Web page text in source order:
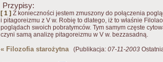
Przypisy:
[ 1 ] Z konieczności jestem zmuszony do połączenia
i pitagoreizmu z V w. Robię to dlatego, iż to właśnie
poglądach swoich pobratymców. Tym samym częste
czyni samą analizę pitagoreizmu w V w. bezzasadną.
« Filozofia starożytna (Publikacja: 07-11-2003